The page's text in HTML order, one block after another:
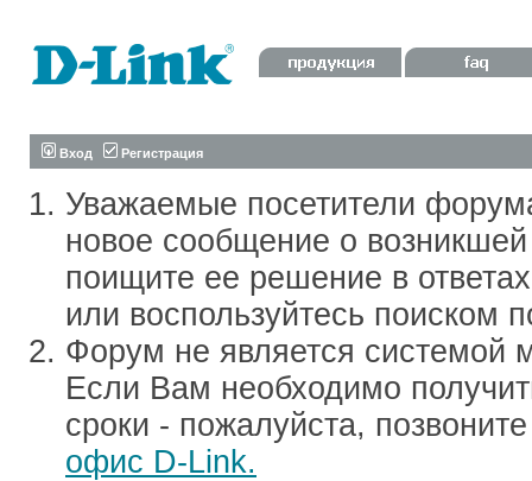
Вход Регистрация
Уважаемые посетители
новое сообщение о
поищите ее решение в
или воспользуйтесь поиском
Форум не является системой
Если Вам необходимо
сроки - пожалуйста,
офис D-Link.